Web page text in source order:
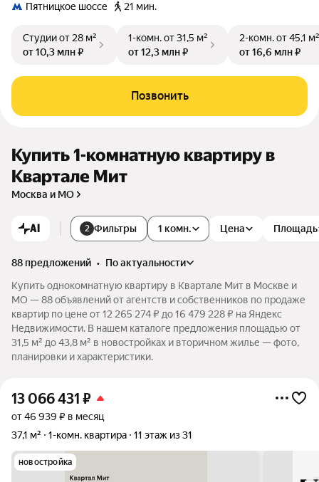
Пятницкое шоссе
21 мин.
Студииот 28 м²
от 10,3 млн ₽
1-комн.от 31,5 м²
от 12,3 млн ₽
2-комн.от 45,1 м²
от 16,6 млн ₽
Позвонить
Купить 1-комнатную квартиру в
Квартале Мит
Москва и МО
AI 2 Фильтры 1 комн. Цена Площадь
88 предложений •
по актуальности
Купить однокомнатную квартиру в Квартале Мит в Москве и
МО — 88 объявлений от агентств и собственников по продаже
квартир по цене от 12 265 274 ₽ до 16 479 228 ₽ на Яндекс
Недвижимости. В нашем каталоге предложения площадью от
31,5 м² до 43,8 м² в новостройках и вторичном жилье — фото,
планировки и характеристики.
13 066 431 ₽
от 46 939 ₽ в месяц
37,1 м²
1-комн. квартира 11 этаж из 31
новостройка